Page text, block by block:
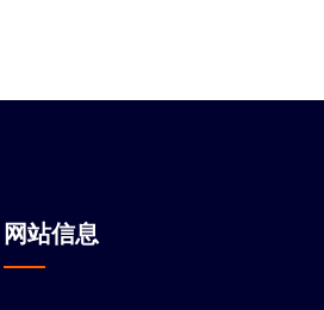
网站信息